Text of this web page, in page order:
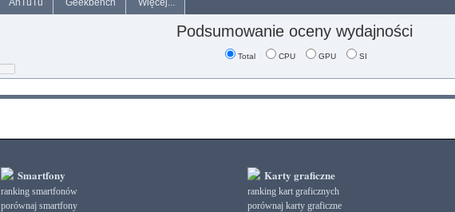
AnTuTu Geekbench Więcej...
Podsumowanie oceny wydajności
Total CPU GPU SI
Smartfony
ranking smartfonów
porównaj smartfony
Karty graficzne
ranking kart graficznych
porównaj karty graficzne